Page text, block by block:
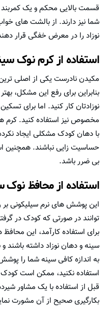
قسمت بالایی محکم و یک
شما نیز دارند. از بالشت های
نوزاد را در معرض خفگی قرار
استفاده از کرم نوک
مکیدن نادرست یکی از اصلی
بنابراین برای رفع این مشکل،
نوزادتان کار کنید. اما برای
مخصوص نیز استفاده کنید. کرم
با دهان کودک مشکلی ایجاد
حساسیت زایی نباشند. همچنین
بی ضرر باشد.
استفاده از محافظ نوک
این پوشش های نرم سیلیکونی بر
توانند در صورتی که کودک در
برای استفاده کارآمد، این
سینه و دهان نوزاد داشته
به اندازه کافی سینه شما را
استفاده نکنید، ممکن است
قبل از استفاده با یک مشاور
بکارگیری صحیح از آن مشورت